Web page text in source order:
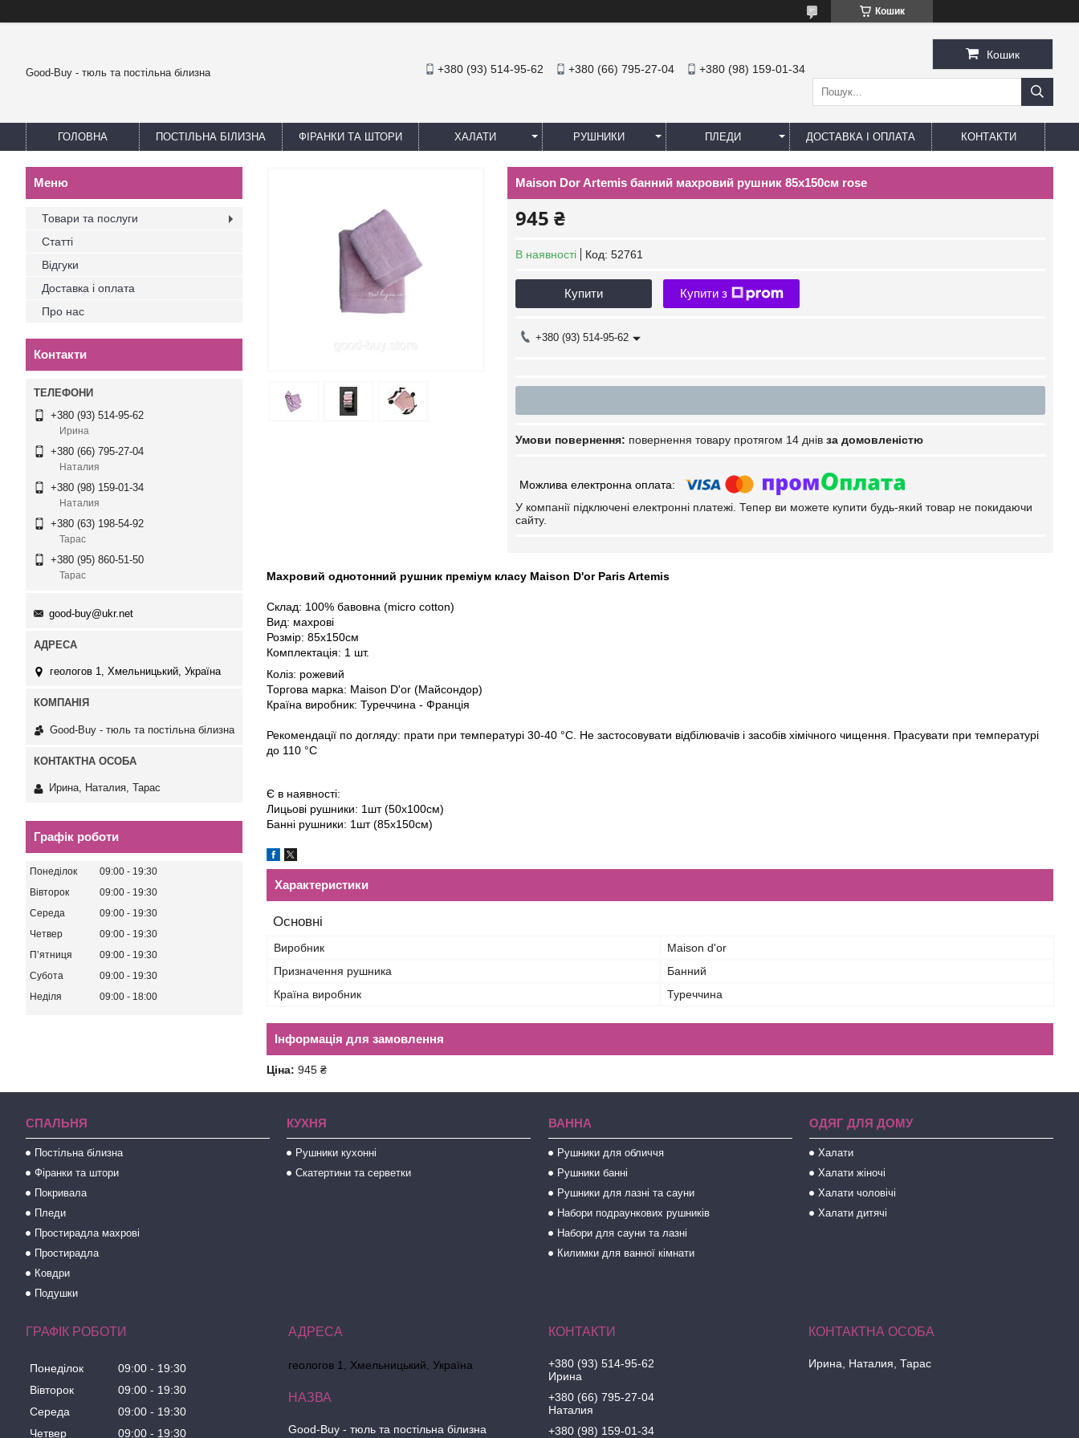
Кошик
Good-Buy - тюль та постільна білизна +380 (93) 514-95-62 +380 (66) 795-27-04 +380 (98) 159-01-34
Кошик
ГОЛОВНА ПОСТІЛЬНА БІЛИЗНА ФІРАНКИ ТА ШТОРИ ХАЛАТИ РУШНИКИ ПЛЕДИ ДОСТАВКА І ОПЛАТА КОНТАКТИ
Maison Dor Artemis банний махровий рушник 85х150см rose
945 ₴
В наявності Код: 52761
Купити Купити з
+380 (93) 514-95-62
повернення товару протягом 14 днів за домовленістю
У компанії підключені електронні платежі. Тепер ви можете купити будь-який товар не покидаючи
сайту.
Махровий однотонний рушник преміум класу Maison D'or Paris Artemis
Склад: 100% бавовна (micro cotton)
Вид: махрові
Розмір: 85х150см
Комплектація: 1 шт.
Коліз: рожевий
Торгова марка: Maison D'or (Майсондор)
Країна виробник: Туреччина - Франція
Рекомендації по догляду: прати при температурі 30-40 °С. Не застосовувати відбілювачів і засобів хімічного чищення. Прасувати при температурі
до 110 °С
Є в наявності:
Лицьові рушники: 1шт (50х100см)
Банні рушники: 1шт (85х150см)
Характеристики
Основні
Виробник
Maison d'or
Призначення рушника
Банний
Країна виробник
Туреччина
Інформація для замовлення
Ціна: 945 ₴
Товари та послуги
Статті
Відгуки
Доставка і оплата
Про нас
Контакти
+380 (93) 514-95-62
Ирина
+380 (66) 795-27-04
Наталия
+380 (98) 159-01-34
Наталия
+380 (63) 198-54-92
Тарас
+380 (95) 860-51-50
Тарас
good-buy@ukr.net
геологов 1, Хмельницький, Україна
Good-Buy - тюль та постільна білизна
Ирина, Наталия, Тарас
Графік роботи
Понеділок 09:00
19:30
Вівторок
09:00
19:30
Середа
09:00
19:30
Четвер
09:00
19:30
Пʼятниця
09:00
19:30
Субота
09:00
19:30
Неділя
09:00 18:00
СПАЛЬНЯ
Постільна білизна
Фіранки та штори
Покривала
Пледи
Простирадла махрові
Простирадла
Ковдри
Подушки
КУХНЯ
Рушники кухонні
Скатертини та серветки
ВАННА
Рушники для обличчя
Рушники банні
Рушники для лазні та сауни
Набори подраункових рушників
Набори для сауни та лазні
Килимки для ванної кімнати
ОДЯГ ДЛЯ ДОМУ
Халати
Халати жіночі
Халати чоловічі
Халати дитячі
ГРАФІК РОБОТИ
Понеділок 09:00
19:30
Вівторок
09:00
19:30
Середа
09:00
19:30
Четвер
09:00 19:30
геологов 1, Хмельницький, Україна
Good-Buy - тюль та постільна білизна
+380 (93) 514-95-62
Ирина
+380 (66) 795-27-04
Наталия
+380 (98) 159-01-34
Ирина, Наталия, Тарас